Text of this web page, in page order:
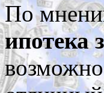
По
ипотека